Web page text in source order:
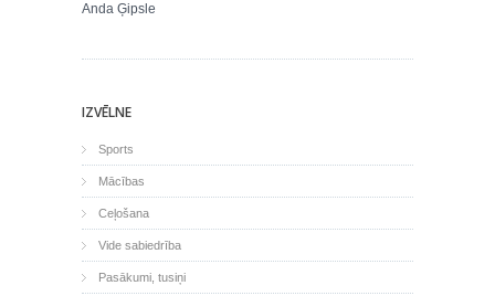
Anda Ģipsle
IZVĒLNE
Sports
Mācības
Ceļošana
Vide sabiedrība
Pasākumi, tusiņi